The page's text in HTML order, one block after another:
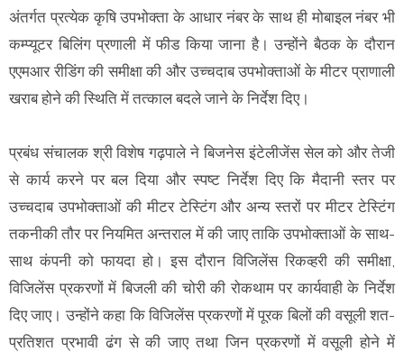
अंतर्गत प्रत्येक कृषि उपभोक्ता के आधार नंबर के साथ ही मोबाइल नंबर भी
कम्प्यूटर बिलिंग प्रणाली में फीड किया जाना है। उन्होंने बैठक के दौरान
एएमआर रीडिंग की समीक्षा की और उच्चदाब उपभोक्ताओं के मीटर प्राणाली
खराब होने की स्थिति में तत्काल बदले जाने के निर्देश दिए।
प्रबंध संचालक श्री विशेष गढ़पाले ने बिजनेस इंटेलीजेंस सेल को और तेजी
से कार्य करने पर बल दिया और स्पष्ट निर्देश दिए कि मैदानी स्तर पर
उच्चदाब उपभोक्ताओं की मीटर टेस्टिंग और अन्य स्तरों पर मीटर टेस्टिंग
तकनीकी तौर पर नियमित अन्तराल में की जाए ताकि उपभोक्ताओं के साथ-
साथ कंपनी को फायदा हो। इस दौरान विजिलेंस रिकव्हरी की समीक्षा,
विजिलेंस प्रकरणों में बिजली की चोरी की रोकथाम पर कार्यवाही के निर्देश
दिए जाए। उन्होंने कहा कि विजिलेंस प्रकरणों में पूरक बिलों की वसूली शत-
प्रतिशत प्रभावी ढंग से की जाए तथा जिन प्रकरणों में वसूली होने में